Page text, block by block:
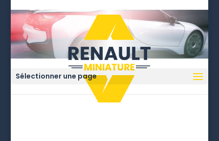
Sélectionner une page